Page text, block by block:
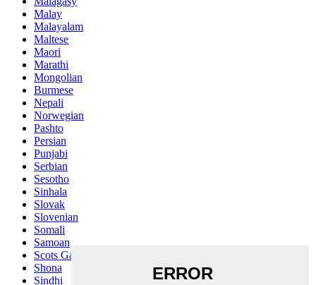
Malay
Malayalam
Maltese
Maori
Marathi
Mongolian
Burmese
Nepali
Norwegian
Pashto
Persian
Punjabi
Serbian
Sesotho
Sinhala
Slovak
Slovenian
Somali
Samoan
Scots Gaelic
Shona
Sindhi